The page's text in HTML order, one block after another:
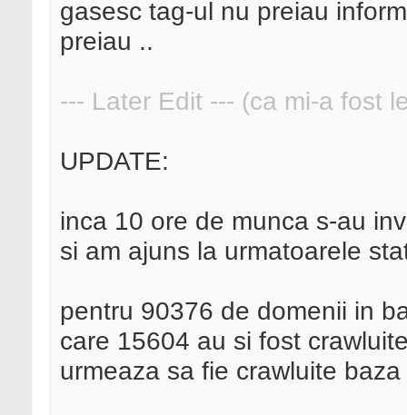
gasesc tag-ul nu preiau
preiau ..
--- Later Edit --- (ca mi-a fost
UPDATE:
inca 10 ore de munca s-au
si am ajuns la urmatoarele
pentru 90376 de domenii in
care 15604 au si fost
urmeaza sa fie crawluite